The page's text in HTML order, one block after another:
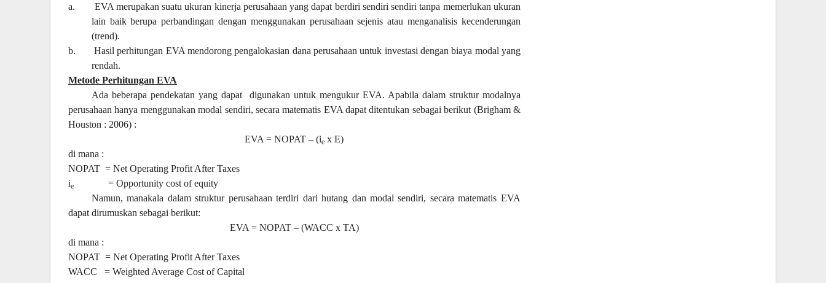
a.
EVA merupakan suatu ukuran kinerja perusahaan yang dapat berdiri sendiri sendiri tanpa memerlukan ukuran
lain baik berupa perbandingan dengan menggunakan perusahaan sejenis atau menganalisis kecenderungan
(trend).
b.
Hasil perhitungan EVA mendorong pengalokasian dana perusahaan untuk investasi dengan biaya modal yang
rendah.
Metode Perhitungan EVA
Ada beberapa pendekatan yang dapat
digunakan untuk mengukur EVA. Apabila dalam struktur modalnya
perusahaan hanya menggunakan modal sendiri, secara matematis EVA dapat ditentukan sebagai berikut (Brigham &
Houston : 2006) :
EVA = NOPAT – (ie x E)
di mana :
NOPAT = Net Operating Profit After Taxes
ie
= Opportunity cost of equity
Namun, manakala dalam struktur perusahaan terdiri dari hutang dan modal sendiri, secara matematis EVA
dapat dirumuskan sebagai berikut:
EVA = NOPAT – (WACC x TA)
di mana :
NOPAT = Net Operating Profit After Taxes
WACC
= Weighted Average Cost of Capital